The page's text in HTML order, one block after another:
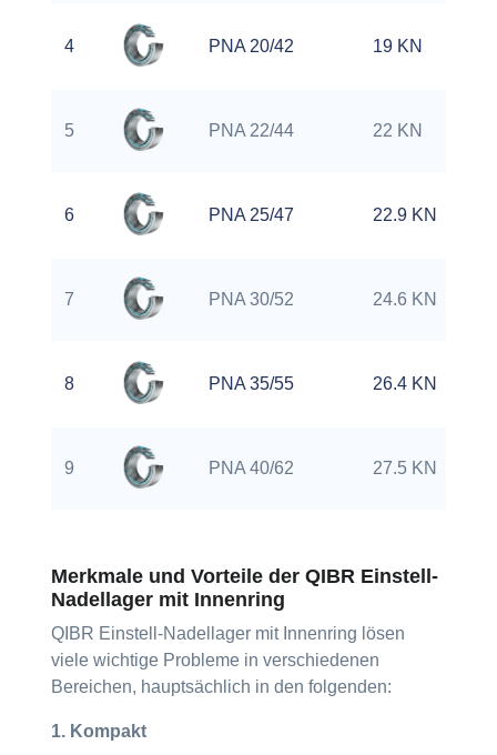
4 PNA 20/42 19 KN
5 PNA 22/44 22 KN
6 PNA 25/47 22.9 KN
7 PNA 30/52 24.6 KN
8 PNA 35/55 26.4 KN
9 PNA 40/62 27.5 KN
Merkmale und Vorteile der QIBR Einstell-
Nadellager mit Innenring
QIBR Einstell-Nadellager mit Innenring lösen
viele wichtige Probleme in verschiedenen
Bereichen, hauptsächlich in den folgenden:
1. Kompakt